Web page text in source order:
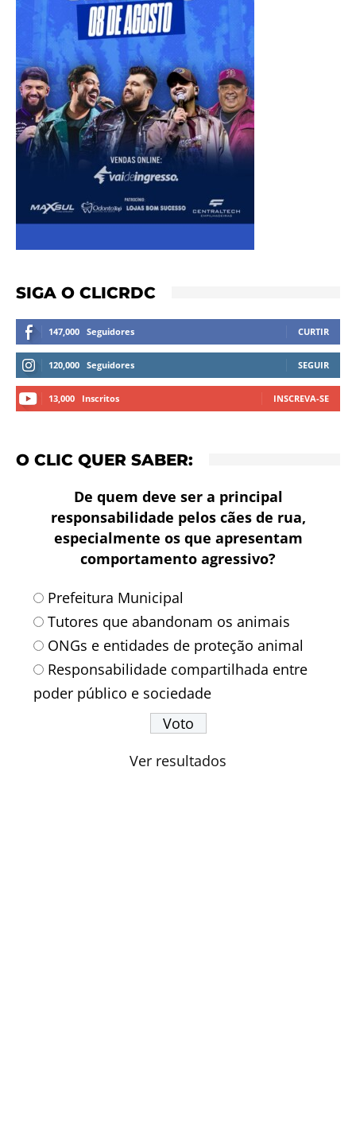
SIGA O CLICRDC
147,000 Seguidores CURTIR
120,000 Seguidores SEGUIR
13,000 Inscritos INSCREVA-SE
O CLIC QUER SABER:
De quem deve ser a principal
responsabilidade pelos cães de rua,
especialmente os que apresentam
comportamento agressivo?
Prefeitura Municipal
Tutores que abandonam os animais
ONGs e entidades de proteção animal
Responsabilidade compartilhada entre
poder público e sociedade
Ver resultados